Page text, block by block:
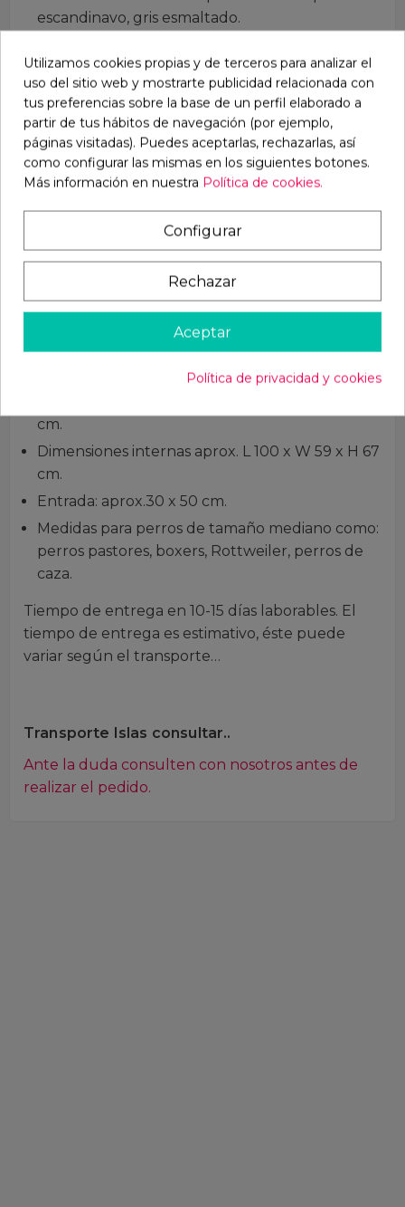
escandinavo, gris esmaltado.
sin tratar, paredes exteriores e interiores
incluyen aislamiento de espuma de poliestireno
de entrada.
Esquinas y entrada bordeadas con un perfil en
U de aluminio como protección contra
mordeduras.
Techo: Aislante, plegable y provisto de cubierta.
Suelo: Aislamiento, espesor total del piso
aprox.4 cm.izado con protector de mordida.
Dimensiones totales aprox. L 116 x W 75 x H 80
cm.
Dimensiones internas aprox. L 100 x W 59 x H 67
cm.
Entrada: aprox.30 x 50 cm.
Medidas para perros de tamaño mediano como:
perros pastores, boxers, Rottweiler, perros de
caza.
Tiempo de entrega en 10-15 días laborables. El
tiempo de entrega es estimativo, éste puede
variar según el transporte…
Transporte Islas consultar..
Ante la duda consulten con nosotros antes de
realizar el pedido.
Utilizamos cookies propias y de terceros para analizar el
uso del sitio web y mostrarte publicidad relacionada con
tus preferencias sobre la base de un perfil elaborado a
partir de tus hábitos de navegación (por ejemplo,
páginas visitadas). Puedes aceptarlas, rechazarlas, así
como configurar las mismas en los siguientes botones.
Más información en nuestra Política de cookies.
Configurar
Rechazar
Aceptar
Política de privacidad y cookies